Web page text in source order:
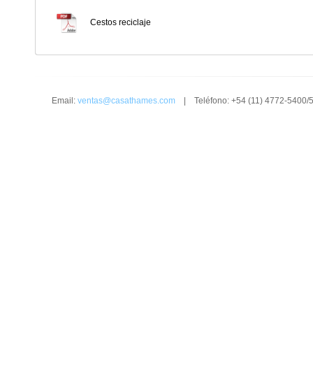
Cestos reciclaje
Email: ventas@casathames.com| Teléfono: +54 (11) 4772-